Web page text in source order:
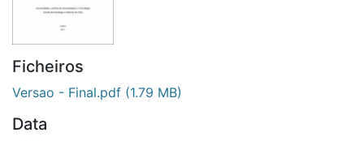
Ficheiros
Versao - Final.pdf (1.79 MB)
Data